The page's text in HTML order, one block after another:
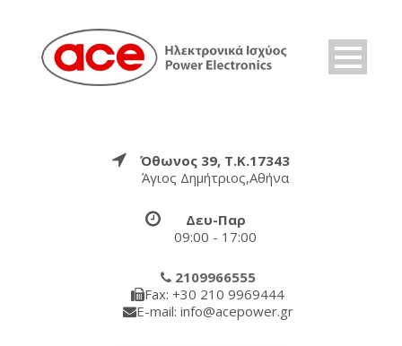
Όθωνος 39, Τ.Κ.17343
Άγιος Δημήτριος,Αθήνα
Δευ-Παρ
09:00 - 17:00
2109966555
Fax: +30 210 9969444
E-mail: info@acepower.gr